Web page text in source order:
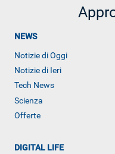
NEWS
Notizie di Oggi
Notizie di Ieri
Tech News
Scienza
Offerte
DIGITAL LIFE